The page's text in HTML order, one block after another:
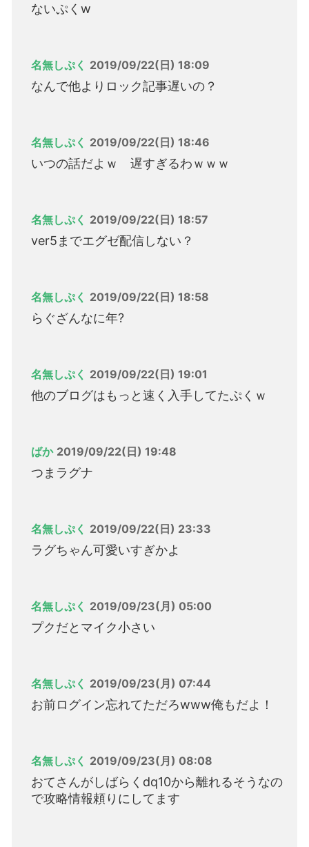
ないぷくw
名無しぷく 2019/09/22(日) 18:09
なんで他よりロック記事遅いの？
名無しぷく 2019/09/22(日) 18:46
いつの話だよｗ 遅すぎるわｗｗｗ
名無しぷく 2019/09/22(日) 18:57
ver5までエグゼ配信しない？
名無しぷく 2019/09/22(日) 18:58
らぐざんなに年?
名無しぷく 2019/09/22(日) 19:01
他のブログはもっと速く入手してたぷくｗ
ばか 2019/09/22(日) 19:48
つまラグナ
名無しぷく 2019/09/22(日) 23:33
ラグちゃん可愛いすぎかよ
名無しぷく 2019/09/23(月) 05:00
プクだとマイク小さい
名無しぷく 2019/09/23(月) 07:44
お前ログイン忘れてただろwww俺もだよ！
名無しぷく 2019/09/23(月) 08:08
おてさんがしばらくdq10から離れるそうなの
で攻略情報頼りにしてます